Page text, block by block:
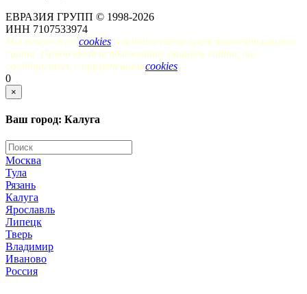
ЕВРАЗИЯ ГРУПП © 1998-2026
ИНН 7107533974
Мы используем cookies для наилучшего представления нашего
сайта. Продолжая использование данного сайта, вы
соглашаетесь с применением cookies.
0
×
Ваш город: Калуга
Москва
Тула
Рязань
Калуга
Ярославль
Липецк
Тверь
Владимир
Иваново
Россия